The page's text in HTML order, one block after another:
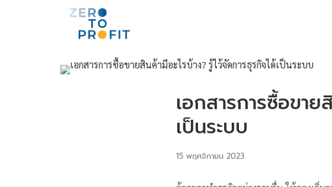
เอกสารการซื้อขาย
เป็นระบบ
15 พฤศจิกายน 2023